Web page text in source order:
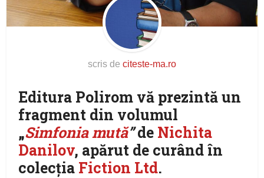
scris de citeste-ma.ro
Editura Polirom vă prezintă un
fragment din volumul
„Simfonia mută”de Nichita
Danilov, apărut de curând în
colecţia Fiction Ltd.